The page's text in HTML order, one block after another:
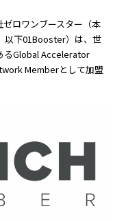
ロワンブースター（本
以下01Booster）は、世
るGlobal Accelerator
Memberとして加盟